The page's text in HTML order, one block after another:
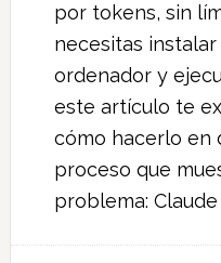
por tokens, sin
necesitas
ordenador y
este artículo te
cómo hacerlo en
proceso que
problema: